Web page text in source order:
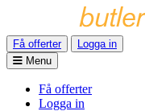
Få offerter
Logga in
Menu
Få offerter
Logga in